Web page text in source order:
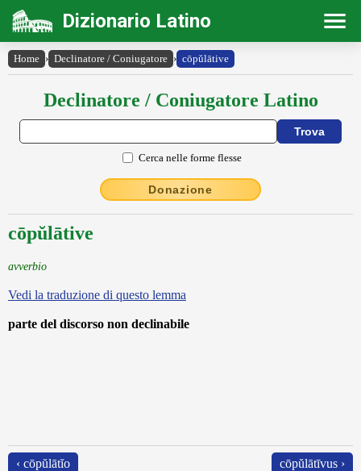
Dizionario Latino
Home › Declinatore / Coniugatore › cōpŭlātive
Declinatore / Coniugatore Latino
Cerca nelle forme flesse
Donazione
cōpŭlātive
avverbio
Vedi la traduzione di questo lemma
parte del discorso non declinabile
‹ cōpŭlātĭo cōpŭlātīvus ›